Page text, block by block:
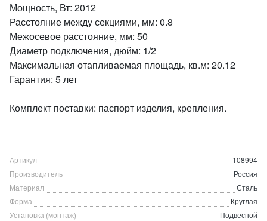
Мощность, Вт: 2012
Расстояние между секциями, мм: 0.8
Межосевое расстояние, мм: 50
Диаметр подключения, дюйм: 1/2
Максимальная отапливаемая площадь, кв.м: 20.12
Гарантия: 5 лет
Комплект поставки: паспорт изделия, крепления.
Артикул
108994
Производитель
Россия
Материал
Сталь
Форма
Круглая
Установка (монтаж)
Подвесной